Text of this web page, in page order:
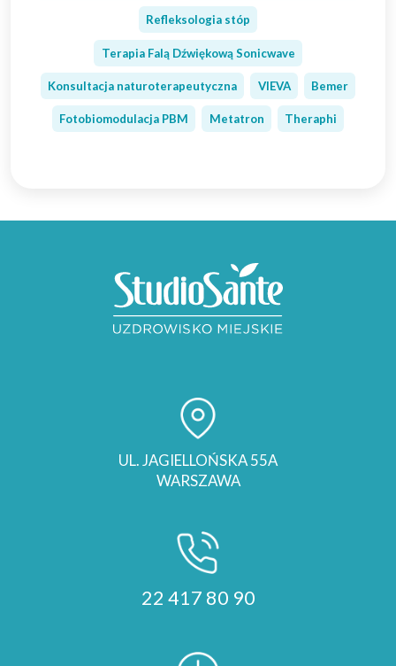
Refleksologia stóp
Terapia Falą Dźwiękową Sonicwave
Konsultacja naturoterapeutyczna VIEVA Bemer
Fotobiomodulacja PBM Metatron Theraphi
UL. JAGIELLOŃSKA 55A
WARSZAWA
22 417 80 90